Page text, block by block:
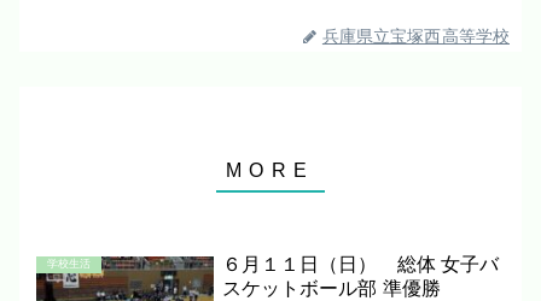
兵庫県立宝塚西高等学校
学校生活
６月１１日（日） 総体 女子バ
スケットボール部 準優勝